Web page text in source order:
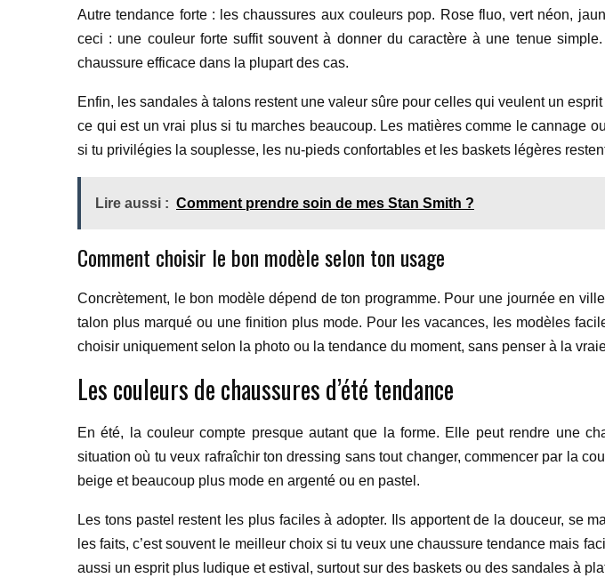
Autre tendance forte : les chaussures aux couleurs pop. Rose fluo, vert néon,
ceci : une couleur forte suffit souvent à donner du caractère à une tenue
chaussure efficace dans la plupart des cas.
Enfin, les sandales à talons restent une valeur sûre pour celles qui veulent un
ce qui est un vrai plus si tu marches beaucoup. Les matières comme le cannage
si tu privilégies la souplesse, les nu-pieds confortables et les baskets légères
Lire aussi : Comment prendre soin de mes Stan Smith ?
Comment choisir le bon modèle selon ton usage
Concrètement, le bon modèle dépend de ton programme. Pour une journée en
talon plus marqué ou une finition plus mode. Pour les vacances, les modèles
choisir uniquement selon la photo ou la tendance du moment, sans penser à la
Les couleurs de chaussures d’été tendance
En été, la couleur compte presque autant que la forme. Elle peut rendre une
situation où tu veux rafraîchir ton dressing sans tout changer, commencer par la
beige et beaucoup plus mode en argenté ou en pastel.
Les tons pastel restent les plus faciles à adopter. Ils apportent de la douceur, se
les faits, c’est souvent le meilleur choix si tu veux une chaussure tendance mais
aussi un esprit plus ludique et estival, surtout sur des baskets ou des sandales à